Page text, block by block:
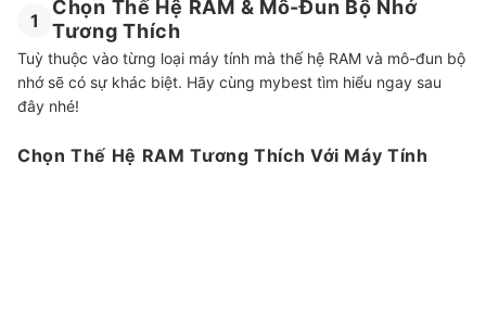
1
Chọn Thế Hệ RAM & Mô-Đun Bộ Nhớ
Tương Thích
Tuỳ thuộc vào từng loại máy tính mà thế hệ RAM và mô-đun bộ
nhớ sẽ có sự khác biệt. Hãy cùng mybest tìm hiểu ngay sau
đây nhé!
Chọn Thế Hệ RAM Tương Thích Với Máy Tính